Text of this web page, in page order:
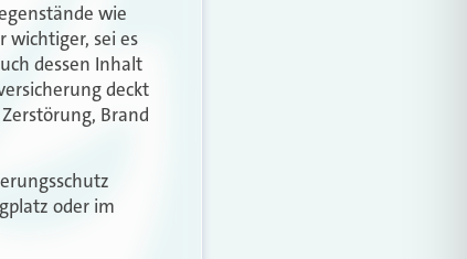
wie
wichtiger, sei es
dessen Inhalt
deckt
Brand
oder im